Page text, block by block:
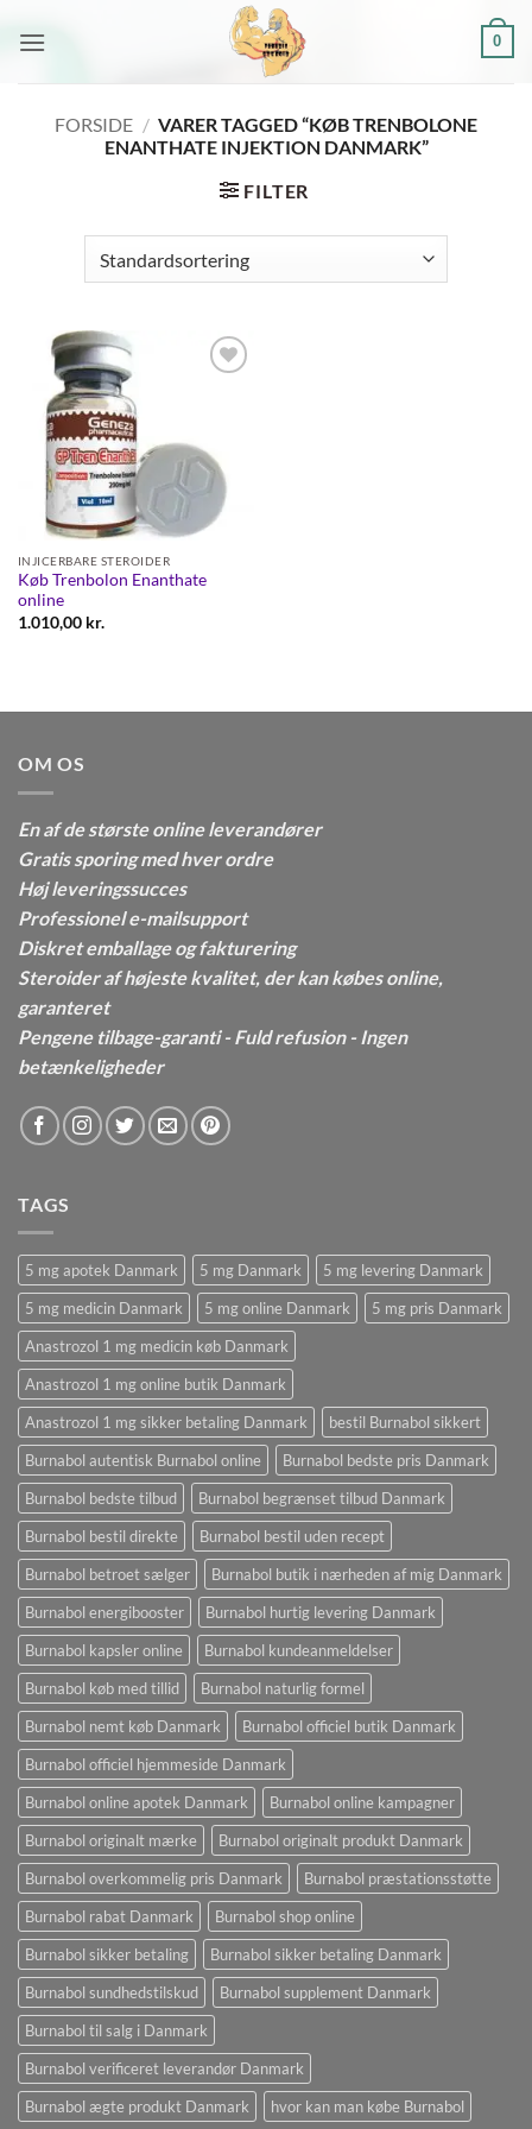
0
FORSIDE / VARER TAGGED “KØB TRENBOLONE
ENANTHATE INJEKTION DANMARK”
FILTER
INJICERBARE STEROIDER
Køb Trenbolon Enanthate
online
1.010,00 kr.
OM OS
En af de største online leverandører
Gratis sporing med hver ordre
Høj leveringssucces
Professionel e-mailsupport
Diskret emballage og fakturering
Steroider af højeste kvalitet, der kan købes online,
garanteret
Pengene tilbage-garanti - Fuld refusion - Ingen
betænkeligheder
TAGS
5 mg apotek Danmark 5 mg Danmark
5 mg levering Danmark
5 mg medicin Danmark
5 mg online Danmark
5 mg pris Danmark
Anastrozol 1 mg medicin køb Danmark
Anastrozol 1 mg online butik Danmark
Anastrozol 1 mg sikker betaling Danmark
bestil Burnabol sikkert
Burnabol autentisk Burnabol online
Burnabol bedste pris Danmark
Burnabol bedste tilbud
Burnabol begrænset tilbud Danmark
Burnabol bestil direkte
Burnabol bestil uden recept
Burnabol betroet sælger
Burnabol butik i nærheden af ​​mig Danmark
Burnabol energibooster
Burnabol hurtig levering Danmark
Burnabol kapsler online
Burnabol kundeanmeldelser
Burnabol køb med tillid
Burnabol naturlig formel
Burnabol nemt køb Danmark
Burnabol officiel butik Danmark
Burnabol officiel hjemmeside Danmark
Burnabol online apotek Danmark
Burnabol online kampagner
Burnabol originalt mærke
Burnabol originalt produkt Danmark
Burnabol overkommelig pris Danmark
Burnabol præstationsstøtte
Burnabol rabat Danmark
Burnabol shop online
Burnabol sikker betaling
Burnabol sikker betaling Danmark
Burnabol sundhedstilskud
Burnabol supplement Danmark
Burnabol til salg i Danmark
Burnabol verificeret leverandør Danmark
Burnabol ægte produkt Danmark
hvor kan man købe Burnabol